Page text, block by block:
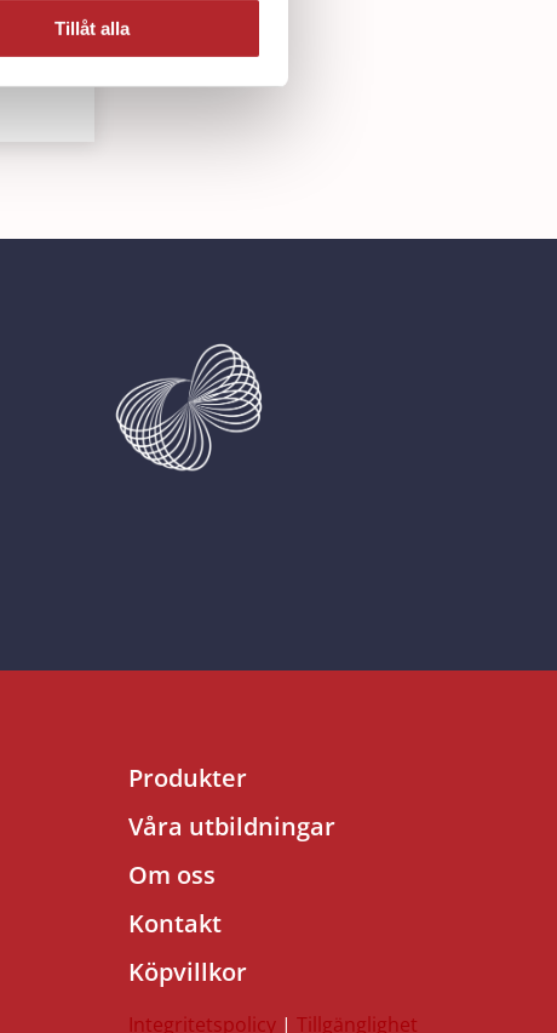
Tillåt alla
Produkter
Våra utbildningar
Om oss
Kontakt
Köpvillkor
Integritetspolicy |Tillgänglighet